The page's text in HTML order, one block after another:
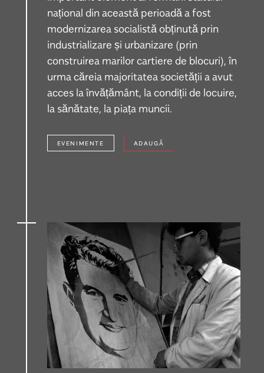
național din această perioadă a fost
modernizarea socialistă obținută prin
industrializare și urbanizare (prin
construirea marilor cartiere de blocuri), în
urma căreia majoritatea societății a avut
acces la învățământ, la condiții de locuire,
la sănătate, la piața muncii.
EVENIMENTE ADAUGĂ